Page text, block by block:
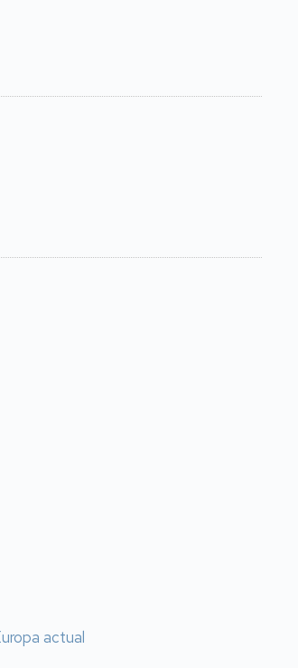
actual